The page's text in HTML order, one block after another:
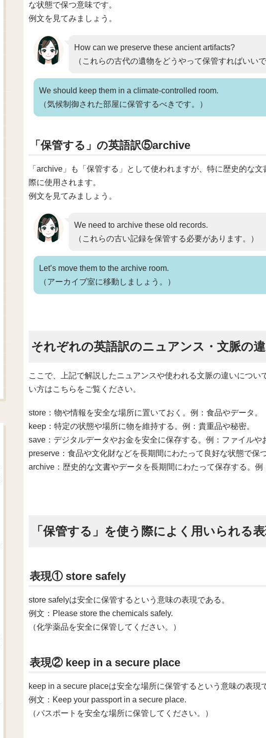
な状態で保つ意味です。
例文を見てみましょう。
How can we preserve these ancient artifacts?
（これらの古代の遺物をどうやって保管すればいいで
We should keep them in a climate-controlled room.
（気候制御された部屋に保管するべきです。）
「保管する」の英語訳⑤archive
「archive」も「保管する」として使われますが、特に歴史的な
際に使用されます。
例文を見てみましょう。
We need to archive these old records.
（これらの古い記録を保管する必要があります。）
Let’s move them to the archive room.
（アーカイブ室に移動しましょう。）
それぞれの英語訳のニュアンス・文脈の
ここで、上記で解説したニュアンスや使われる文脈の違いについ
い方はこちらをご覧ください。
store：物や情報を安全な場所に置いておく。例：食品やデータ。
keep：特定の状態や場所に物を維持する。例：貴重品や秘密。
save：デジタルデータやお金を安全に保存する。例：ファイルや
preserve：食品や文化財などを長期間にわたって良好な状態で保
archive：歴史的な文書やデータを長期間にわたって保存する。例
「保管する」を使う際によく用いられる
表現① store safely
store safelyは安全に保管するという意味の表現である。
例文：Please store the chemicals safely.
（化学薬品を安全に保管してください。）
表現② keep in a secure place
keep in a secure placeは安全な場所に保管するという意味の表現
例文：Keep your passport in a secure place.
（パスポートを安全な場所に保管してください。）